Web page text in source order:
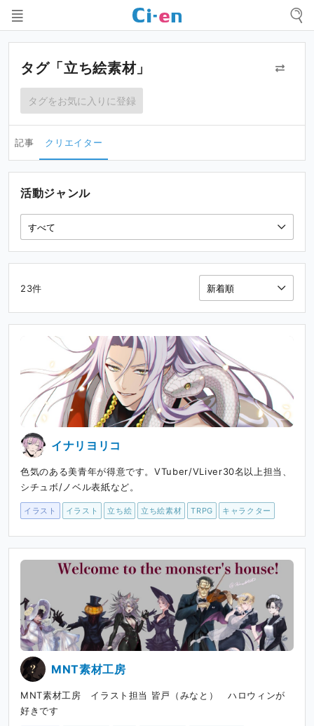
タグ「立ち絵素材」
タグをお気に入りに登録
記事 クリエイター
23件
イナリヨリコ
色気のある美青年が得意です。VTuber/VLiver30名以上担当、
シチュボ/ノベル表紙など。
イラスト イラスト 立ち絵 立ち絵素材 TRPG キャラクター
MNT素材工房
MNT素材工房 イラスト担当 皆戸（みなと） ハロウィンが
好きです
活動ジャンル